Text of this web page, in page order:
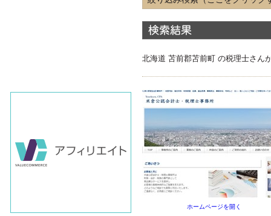
得意な業種
情報通信
不動産
得意な業務
対応可能な
会計ソフト
弥生会計
JDLIBEX出納
北海道 苫前郡苫前町 の税理士さん
ホームページを開く